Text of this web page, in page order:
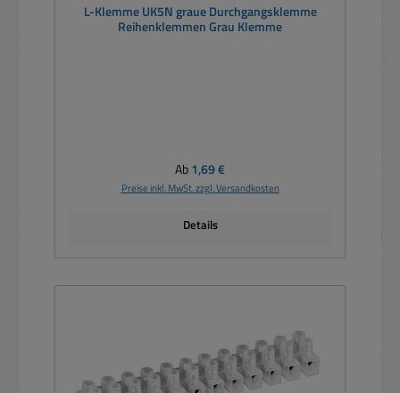
L-Klemme UK5N graue Durchgangsklemme
Reihenklemmen Grau Klemme
Regulärer Preis:
Ab1,69 €
Preise inkl. MwSt. zzgl. Versandkosten
Details